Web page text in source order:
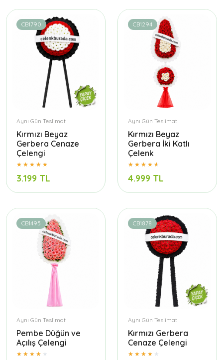
CB1790
Aynı Gün Teslimat
Kırmızı Beyaz
Gerbera Cenaze
Çelengi
3.199 TL
CB1294
Aynı Gün Teslimat
Kırmızı Beyaz
Gerbera İki Katlı
Çelenk
4.999 TL
CB1495
Aynı Gün Teslimat
Pembe Düğün ve
Açılış Çelengi
CB1878
Aynı Gün Teslimat
Kırmızı Gerbera
Cenaze Çelengi